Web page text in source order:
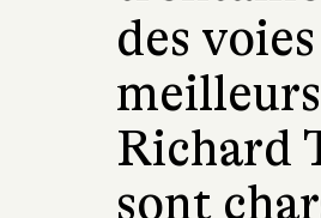
des
Richard
sont